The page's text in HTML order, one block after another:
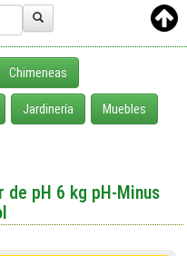
Chimeneas
Jardinería Muebles
de pH 6 kg pH-Minus